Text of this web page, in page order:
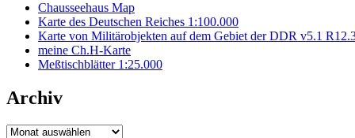
Chausseehaus Map
Karte des Deutschen Reiches 1:100.000
Karte von Militärobjekten auf dem Gebiet der DDR v5.1
meine Ch.H-Karte
Meßtischblätter 1:25.000
Archiv
Archiv